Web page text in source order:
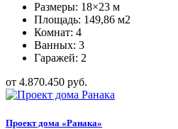
Размеры: 18×23 м
Площадь: 149,86 м2
Комнат: 4
Ванных: 3
Гаражей: 2
от 4.870.450 руб.
Проект дома «Ранака»